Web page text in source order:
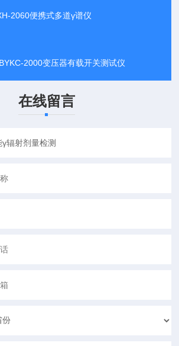
2060便携式多道γ谱仪
2000变压器有载开关测试仪
在线留言